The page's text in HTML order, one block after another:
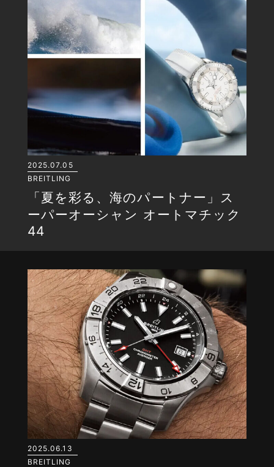
2025.07.05
BREITLING
「夏を彩る、海のパートナー」ス
ーパーオーシャン オートマチック
44
2025.06.13
BREITLING